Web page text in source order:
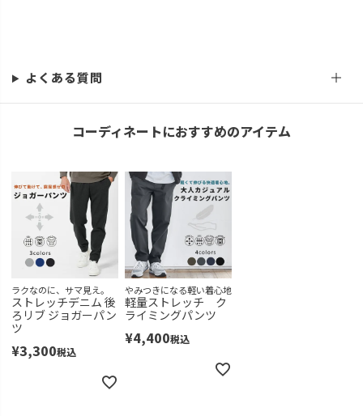
よくある質問
コーディネートにおすすめのアイテム
ラクなのに、サマ見え。
ストレッチデニム 後
ろリブ ジョガーパン
ツ
¥3,300税込
やみつきになる軽い着心地
軽量ストレッチ ク
ライミングパンツ
¥4,400税込